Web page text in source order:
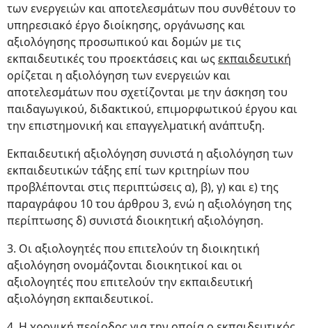
των ενεργειών και αποτελεσμάτων που συνθέτουν το
υπηρεσιακό έργο διοίκησης, οργάνωσης και
αξιολόγησης προσωπικού και δομών με τις
εκπαιδευτικές του προεκτάσεις και ωςεκπαιδευτική
ορίζεται η αξιολόγηση των ενεργειών και
αποτελεσμάτων που σχετίζονται με την άσκηση του
παιδαγωγικού, διδακτικού, επιμορφωτικού έργου και
την επιστημονική και επαγγελματική ανάπτυξη.
Εκπαιδευτική αξιολόγηση συνιστά η αξιολόγηση των
εκπαιδευτικών τάξης επί των κριτηρίων που
προβλέπονται στις περιπτώσεις α), β), γ) και ε) της
παραγράφου 10 του άρθρου 3, ενώ η αξιολόγηση της
περίπτωσης δ) συνιστά διοικητική αξιολόγηση.
3. Οι αξιολογητές που επιτελούν τη διοικητική
αξιολόγηση ονομάζονται διοικητικοί και οι
αξιολογητές που επιτελούν την εκπαιδευτική
αξιολόγηση εκπαιδευτικοί.